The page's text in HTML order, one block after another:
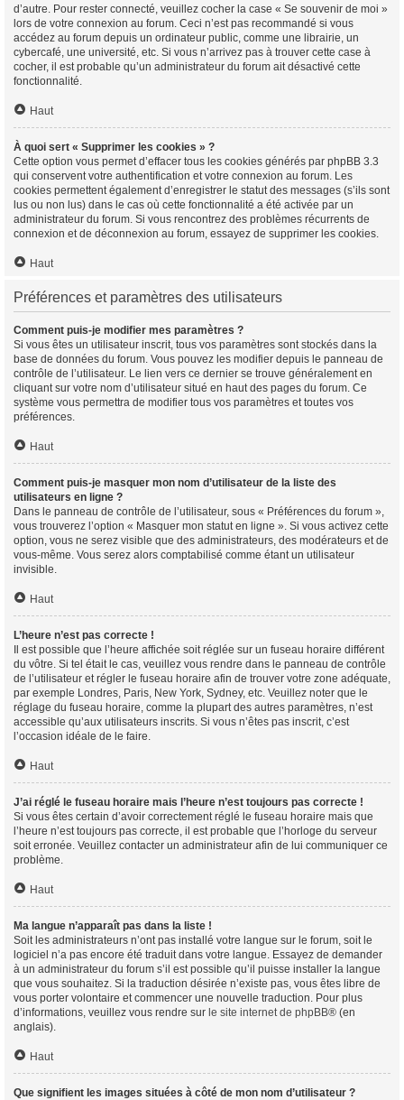
d’autre. Pour rester connecté, veuillez cocher la case « Se souvenir de moi »
lors de votre connexion au forum. Ceci n’est pas recommandé si vous
accédez au forum depuis un ordinateur public, comme une librairie, un
cybercafé, une université, etc. Si vous n’arrivez pas à trouver cette case à
cocher, il est probable qu’un administrateur du forum ait désactivé cette
fonctionnalité.
Haut
À quoi sert « Supprimer les cookies » ?
Cette option vous permet d’effacer tous les cookies générés par phpBB 3.3
qui conservent votre authentification et votre connexion au forum. Les
cookies permettent également d’enregistrer le statut des messages (s’ils sont
lus ou non lus) dans le cas où cette fonctionnalité a été activée par un
administrateur du forum. Si vous rencontrez des problèmes récurrents de
connexion et de déconnexion au forum, essayez de supprimer les cookies.
Haut
Préférences et paramètres des utilisateurs
Comment puis-je modifier mes paramètres ?
Si vous êtes un utilisateur inscrit, tous vos paramètres sont stockés dans la
base de données du forum. Vous pouvez les modifier depuis le panneau de
contrôle de l’utilisateur. Le lien vers ce dernier se trouve généralement en
cliquant sur votre nom d’utilisateur situé en haut des pages du forum. Ce
système vous permettra de modifier tous vos paramètres et toutes vos
préférences.
Haut
Comment puis-je masquer mon nom d’utilisateur de la liste des
utilisateurs en ligne ?
Dans le panneau de contrôle de l’utilisateur, sous « Préférences du forum »,
vous trouverez l’option « Masquer mon statut en ligne ». Si vous activez cette
option, vous ne serez visible que des administrateurs, des modérateurs et de
vous-même. Vous serez alors comptabilisé comme étant un utilisateur
invisible.
Haut
L’heure n’est pas correcte !
Il est possible que l’heure affichée soit réglée sur un fuseau horaire différent
du vôtre. Si tel était le cas, veuillez vous rendre dans le panneau de contrôle
de l’utilisateur et régler le fuseau horaire afin de trouver votre zone adéquate,
par exemple Londres, Paris, New York, Sydney, etc. Veuillez noter que le
réglage du fuseau horaire, comme la plupart des autres paramètres, n’est
accessible qu’aux utilisateurs inscrits. Si vous n’êtes pas inscrit, c’est
l’occasion idéale de le faire.
Haut
J’ai réglé le fuseau horaire mais l’heure n’est toujours pas correcte !
Si vous êtes certain d’avoir correctement réglé le fuseau horaire mais que
l’heure n’est toujours pas correcte, il est probable que l’horloge du serveur
soit erronée. Veuillez contacter un administrateur afin de lui communiquer ce
problème.
Haut
Ma langue n’apparaît pas dans la liste !
Soit les administrateurs n’ont pas installé votre langue sur le forum, soit le
logiciel n’a pas encore été traduit dans votre langue. Essayez de demander
à un administrateur du forum s’il est possible qu’il puisse installer la langue
que vous souhaitez. Si la traduction désirée n’existe pas, vous êtes libre de
vous porter volontaire et commencer une nouvelle traduction. Pour plus
d’informations, veuillez vous rendre sur le site internet de phpBB® (en
anglais).
Haut
Que signifient les images situées à côté de mon nom d’utilisateur ?